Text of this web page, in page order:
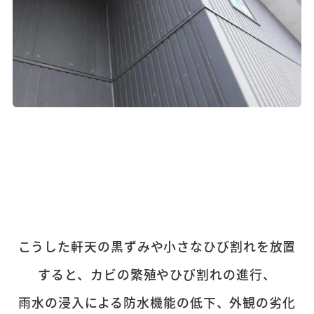
こうした軒天の黒ずみや小さなひび割れを放置
すると、カビの繁殖やひび割れの進行、
雨水の浸入による防水機能の低下、外観の劣化